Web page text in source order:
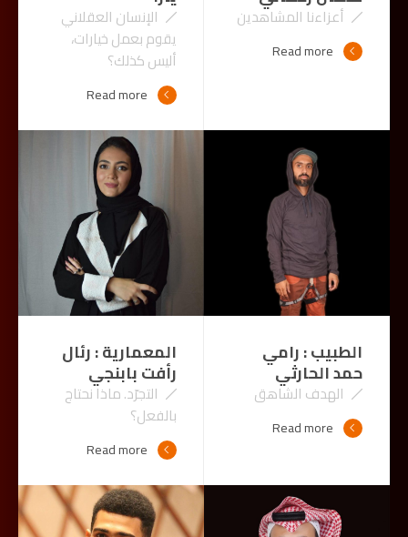
أعزاءنا المشاهدين
Read more
الإنسان العقلاني
يقوم بعمل خيارات،
أليس كذلك؟
Read more
الطبيب : رامي
حمد الحارثي
الهدف الشاهق
Read more
المعمارية : رئال
رأفت بابنجي
التجرّد. ماذا نحتاج
بالفعل؟
Read more